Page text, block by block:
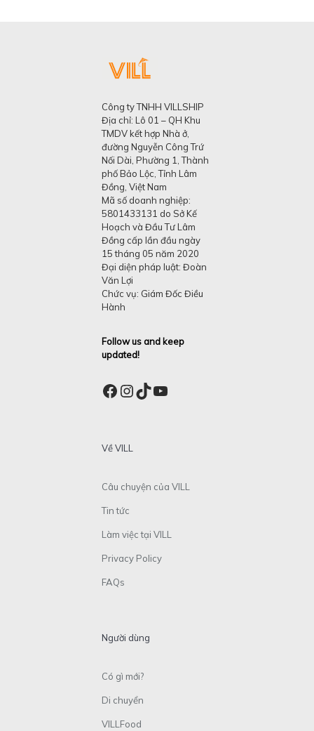
Công ty TNHH VILLSHIP
Địa chỉ: Lô 01 – QH Khu
TMDV kết hợp Nhà ở,
đường Nguyễn Công Trứ
Nối Dài, Phường 1, Thành
phố Bảo Lộc, Tỉnh Lâm
Đồng, Việt Nam
Mã số doanh nghiệp:
5801433131 do Sở Kế
Hoạch và Đầu Tư Lâm
Đồng cấp lần đầu ngày
15 tháng 05 năm 2020
Đại diện pháp luật: Đoàn
Văn Lợi
Chức vụ: Giám Đốc Điều
Hành
Follow us and keep
updated!
Facebook
Instagram
TikTok
YouTube
Về VILL
Câu chuyện của VILL
Tin tức
Làm việc tại VILL
Privacy Policy
FAQs
Người dùng
Có gì mới?
Di chuyển
VILLFood